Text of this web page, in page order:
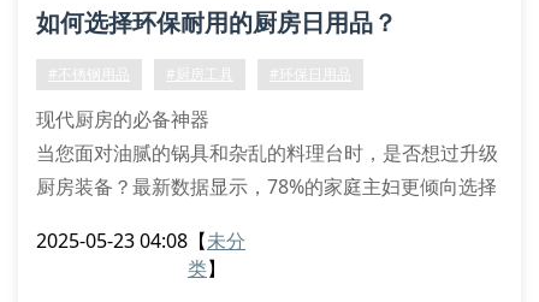
降解包装和节水设计。比如双层沥水篮采用镂空结构，
比传统塑料制品节水30%。丝扣结构的密封罐能重复使
如何选择环保耐用的厨房日用品？
#不锈钢用品 #厨房工具 #环保日用品
现代厨房的必备神器
当您面对油腻的锅具和杂乱的料理台时，是否想过升级
厨房装备？最新数据显示，78%的家庭主妇更倾向选择
具为例，其抗菌特性可减少70%的细菌残留，特别适合
2025-05-23 04:08 【未分
类】